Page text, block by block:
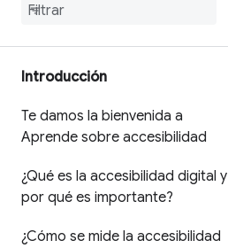
Introducción
Te damos la bienvenida a
Aprende sobre accesibilidad
¿Qué es la accesibilidad digital y
por qué es importante?
¿Cómo se mide la accesibilidad